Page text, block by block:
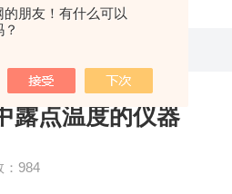
的朋友！有什么可以
露点温度的仪器
：984